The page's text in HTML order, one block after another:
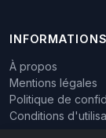
INFORMATIONS
À propos
Mentions légales
Politique de
Conditions